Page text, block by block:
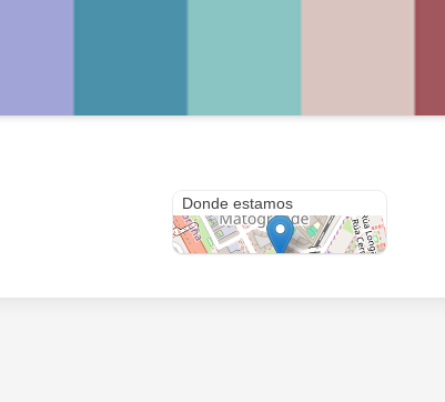
Donde estamos